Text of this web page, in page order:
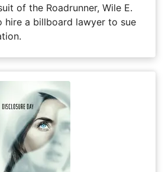
of the Roadrunner, Wile E.
hire a billboard lawyer to sue